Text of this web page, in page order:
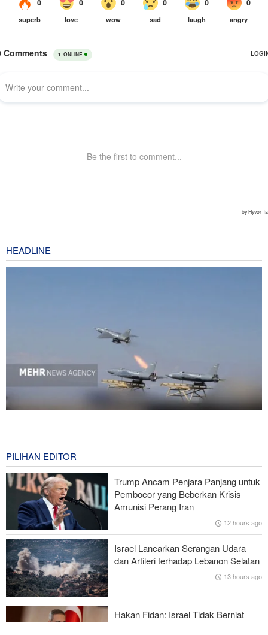
HEADLINE
Brigjen Akrami Nia: Artesh dalam Kondisi Siaga Penuh
Foreign Policy: Riyadh Terjepit di Antara Iran dan Ansarullah,
Kebijakan Ini Gagal
Brigjen Ebnolreza: Teknologi Iran Lebih Unggul daripada Sistem
Impor Mana Pun di Kawasan
Mengapa AS Nyaris Kehabisan Senjata dalam perang melawan
Iran?
PILIHAN EDITOR
Trump Ancam Penjara Panjang untuk
Pembocor yang Beberkan Krisis
Amunisi Perang Iran
12 hours ago
Israel Lancarkan Serangan Udara
dan Artileri terhadap Lebanon Selatan
13 hours ago
Hakan Fidan: Israel Tidak Berniat